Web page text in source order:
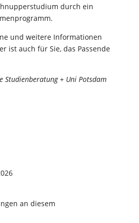
durch ein
und weitere Informationen
ist auch für Sie, das Passende
Studienberatung + Uni Potsdam
an diesem